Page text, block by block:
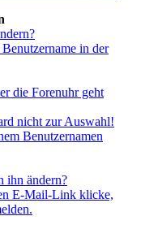
in der
die Forenuhr geht
nicht zur Auswahl!
Benutzernamen
ihn ändern?
E-Mail-Link klicke,